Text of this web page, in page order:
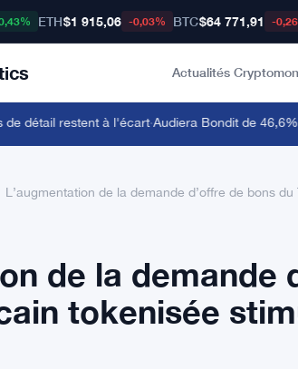
ETH$1 915,06 -0,03% BTC$64 771,91 -
Actualités
restent à l'écart·Audiera Bondit de 46,6%
L’augmentation de la demande d’offre de bons
de la demande
tokenisée